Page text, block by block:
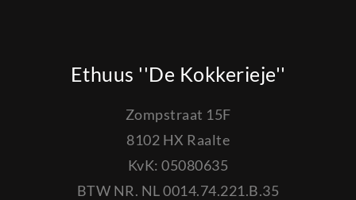
Ethuus ''De Kokkerieje''
Zompstraat 15F
8102 HX Raalte
KvK: 05080635
BTW NR. NL 0014.74.221.B.35